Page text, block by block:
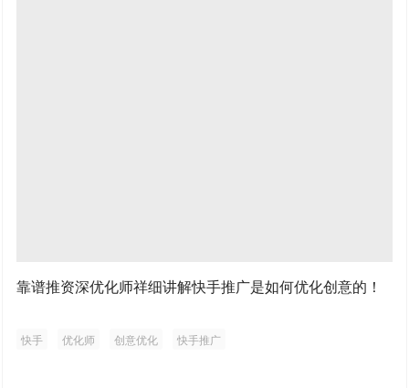
靠谱推资深优化师祥细讲解快手推广是如何优化创意的！
快手 优化师 创意优化 快手推广